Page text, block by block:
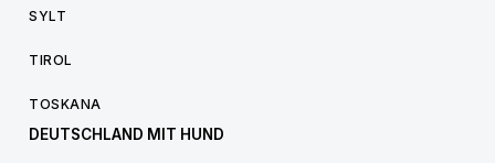
SYLT
TIROL
TOSKANA
DEUTSCHLAND MIT HUND